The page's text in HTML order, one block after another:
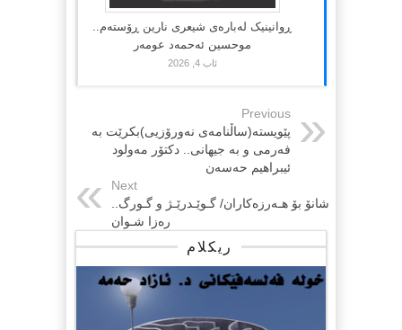
ڕوانینیک لەبارەى شیعرى نارین ڕۆستەم..
موحسین ئەحمەد عومەر
ئاب 4, 2026
Previous
پێویستە(ساڵنامەی نەورۆزیی)بکرێت بە
فەرمی و بە جیهانی.. دکتۆر مەولود
ئیبراهیم حەسەن
Next
شانۆ بۆ هـەرزەکاران/ گـوێـدرێـژ و گـورگ..
رەزا شـوان
ریکلام